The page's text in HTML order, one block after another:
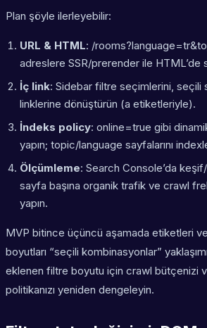
Plan şöyle ilerleyebilir:
URL & HTML: /
adreslere SSR/prerender ile HTML’de
İç link: Sidebar filtre seçimlerini, seçili
linklerine dönüştürün (a etiketleriyle).
İndeks policy: online=true gibi
yapın; topic/language sayfalarını
Ölçümleme: Search Console’da
sayfa başına organik trafik ve crawl
yapın.
MVP bitince üçüncü aşamada etiketleri
boyutları “seçili kombinasyonlar”
eklenen filtre boyutu için crawl bütçenizi
politikanızı yeniden dengeleyin.